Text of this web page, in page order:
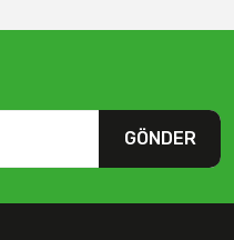
GÖNDER